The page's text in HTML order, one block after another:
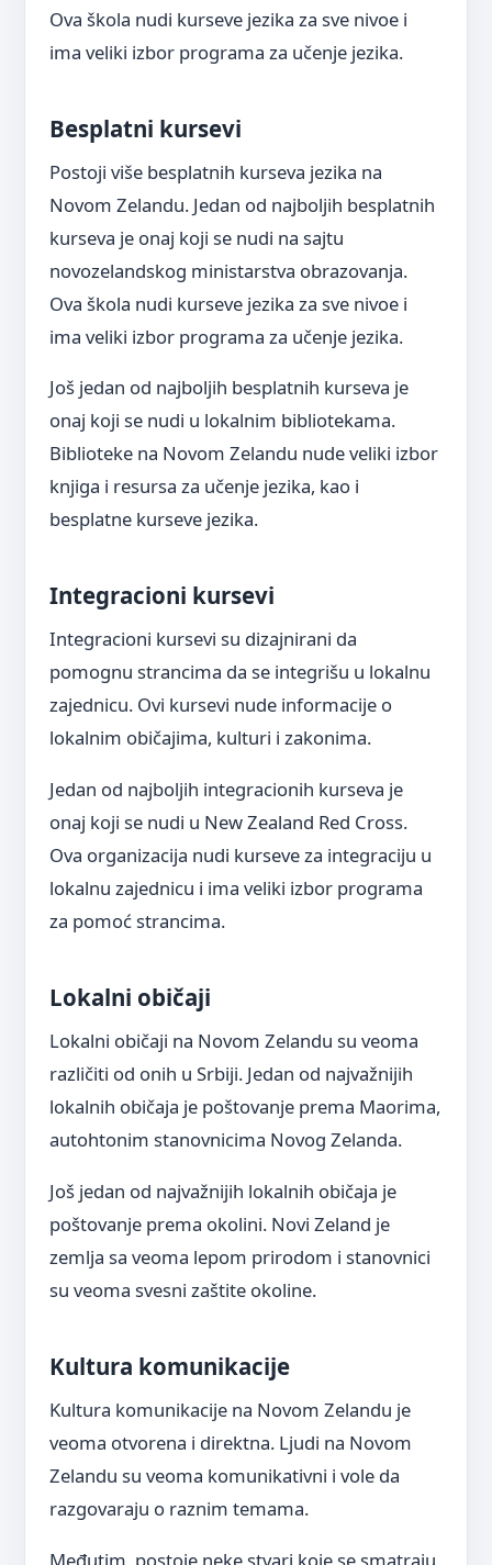
Ova škola nudi kurseve jezika za sve nivoe i
ima veliki izbor programa za učenje jezika.
Besplatni kursevi
Postoji više besplatnih kurseva jezika na
Novom Zelandu. Jedan od najboljih besplatnih
kurseva je onaj koji se nudi na sajtu
novozelandskog ministarstva obrazovanja.
Ova škola nudi kurseve jezika za sve nivoe i
ima veliki izbor programa za učenje jezika.
Još jedan od najboljih besplatnih kurseva je
onaj koji se nudi u lokalnim bibliotekama.
Biblioteke na Novom Zelandu nude veliki izbor
knjiga i resursa za učenje jezika, kao i
besplatne kurseve jezika.
Integracioni kursevi
Integracioni kursevi su dizajnirani da
pomognu strancima da se integrišu u lokalnu
zajednicu. Ovi kursevi nude informacije o
lokalnim običajima, kulturi i zakonima.
Jedan od najboljih integracionih kurseva je
onaj koji se nudi u New Zealand Red Cross.
Ova organizacija nudi kurseve za integraciju u
lokalnu zajednicu i ima veliki izbor programa
za pomoć strancima.
Lokalni običaji
Lokalni običaji na Novom Zelandu su veoma
različiti od onih u Srbiji. Jedan od najvažnijih
lokalnih običaja je poštovanje prema Maorima,
autohtonim stanovnicima Novog Zelanda.
Još jedan od najvažnijih lokalnih običaja je
poštovanje prema okolini. Novi Zeland je
zemlja sa veoma lepom prirodom i stanovnici
su veoma svesni zaštite okoline.
Kultura komunikacije
Kultura komunikacije na Novom Zelandu je
veoma otvorena i direktna. Ljudi na Novom
Zelandu su veoma komunikativni i vole da
razgovaraju o raznim temama.
Međutim, postoje neke stvari koje se smatraju